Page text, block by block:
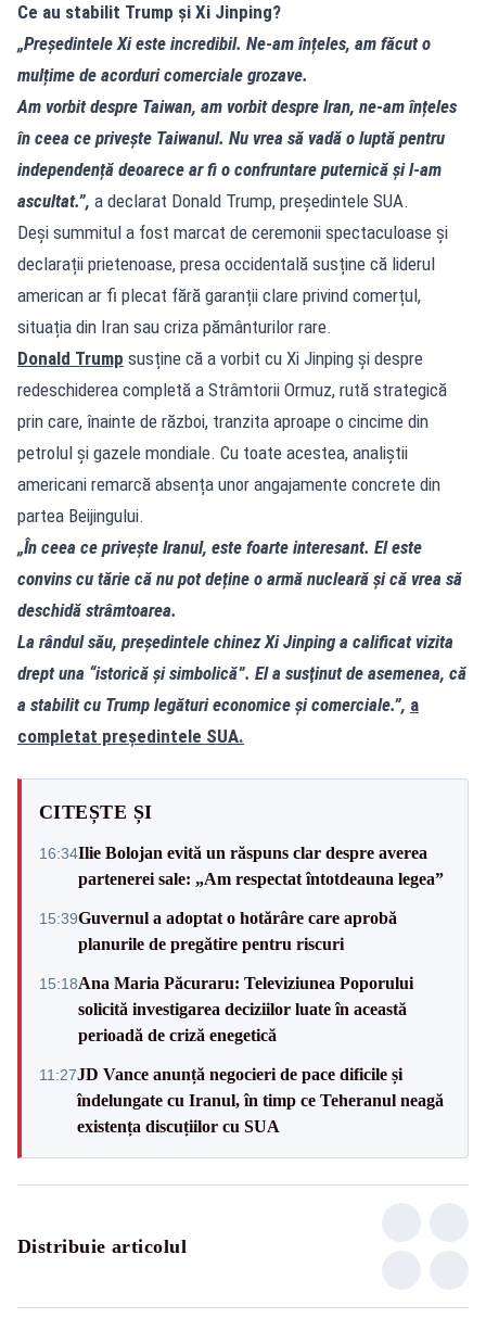
Ce au stabilit Trump și Xi Jinping?
„Președintele Xi este incredibil. Ne-am înțeles, am făcut o
mulțime de acorduri comerciale grozave.
Am vorbit despre Taiwan, am vorbit despre Iran, ne-am înțeles
în ceea ce privește Taiwanul. Nu vrea să vadă o luptă pentru
independență deoarece ar fi o confruntare puternică și l-am
ascultat.”, a declarat Donald Trump, președintele SUA.
Deși summitul a fost marcat de ceremonii spectaculoase și
declarații prietenoase, presa occidentală susține că liderul
american ar fi plecat fără garanții clare privind comerțul,
situația din Iran sau criza pământurilor rare.
Donald Trump susține că a vorbit cu Xi Jinping și despre
redeschiderea completă a Strâmtorii Ormuz, rută strategică
prin care, înainte de război, tranzita aproape o cincime din
petrolul și gazele mondiale. Cu toate acestea, analiștii
americani remarcă absența unor angajamente concrete din
partea Beijingului.
„În ceea ce privește Iranul, este foarte interesant. El este
convins cu tărie că nu pot deține o armă nucleară și că vrea să
deschidă strâmtoarea.
La rândul său, preşedintele chinez Xi Jinping a calificat vizita
drept una “istorică şi simbolică”. El a susţinut de asemenea, că
a stabilit cu Trump legături economice şi comerciale.”, a
completat președintele SUA.
CITEȘTE ȘI
16:34Ilie Bolojan evită un răspuns clar despre averea
partenerei sale: „Am respectat întotdeauna legea”
15:39Guvernul a adoptat o hotărâre care aprobă
planurile de pregătire pentru riscuri
15:18Ana Maria Păcuraru: Televiziunea Poporului
solicită investigarea deciziilor luate în această
perioadă de criză enegetică
11:27JD Vance anunță negocieri de pace dificile și
îndelungate cu Iranul, în timp ce Teheranul neagă
existența discuțiilor cu SUA
Distribuie articolul